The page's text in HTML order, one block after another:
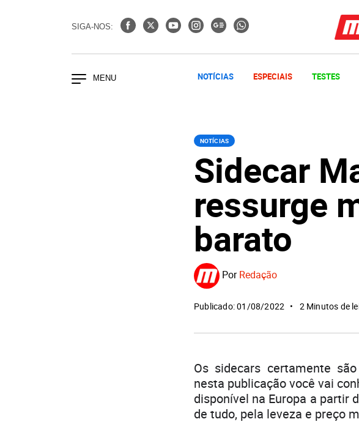
SIGA-NOS:
NOTÍCIAS ESPECIAIS TESTES
NOTÍCIAS
Sidecar
ressurge
barato
PorRedação
Publicado: 01/08/2022 2 Minutos de
Os sidecars certamente
nesta publicação você vai
disponível na Europa a partir
de tudo, pela leveza e preço